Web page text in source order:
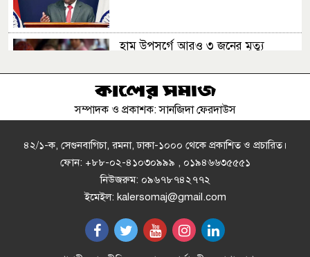
হাম উপসর্গে আরও ৩ জনের মৃত্যু
৩দিন পর ব্রহ্মপুত্র নদে নিখোঁজ
গণমাধ্যম শক্তিশালী হলেই গণতন্ত্র
শক্তিশালী হবে: মির্জা ফখরুল
আল-আরাফাহ্ ইসলামী ব্যাংকনির্বাহী
সম্পাদক ও প্রকাশক: সানজিদা ফেরদাউস
৪২/১-ক, সেগুনবাগিচা, রমনা, ঢাকা-১০০০ থেকে প্রকাশিত ও প্রচারিত।
ফোন: +৮৮-০২-৪১০৩০৯৯৯ , ০১৯৪৬৬৩৫৫৫১
নিউজরুম: ০৯৬৭৮৭৪২৭৭২
ইমেইল: kalersomaj@gmail.com